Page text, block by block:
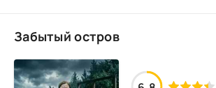
Забытый остров